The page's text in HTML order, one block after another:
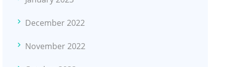
December 2022
November 2022